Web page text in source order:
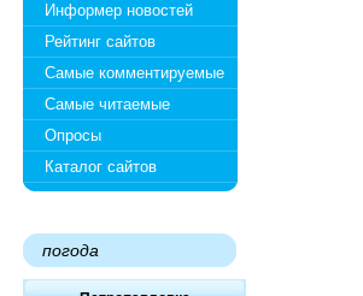
Информер новостей
Рейтинг сайтов
Самые комментируемые
Самые читаемые
Опросы
Каталог сайтов
погода